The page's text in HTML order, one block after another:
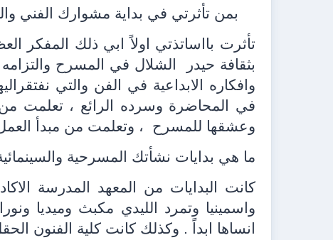
بمن تأثرتي في بداية مشوارك الفني
تأثرت بااساتذتي اولاً ابي ذلك المفكر
بثقافة حيدر
الشلال في المسرح
وافكاره الابداعية في الفن والتي
في المحاضرة وسرده الرائع ، تعلمت من
وعشقها للمسرح
، وتعلمت من مبدأ
ما هي بدايات نشأتك المسرحية
كانت البدايات من المعهد المدرسة
واسمينيا وتمرد الليدي مكبث وميديا
انساها ابداً . وكذلك كانت كلية الفنون